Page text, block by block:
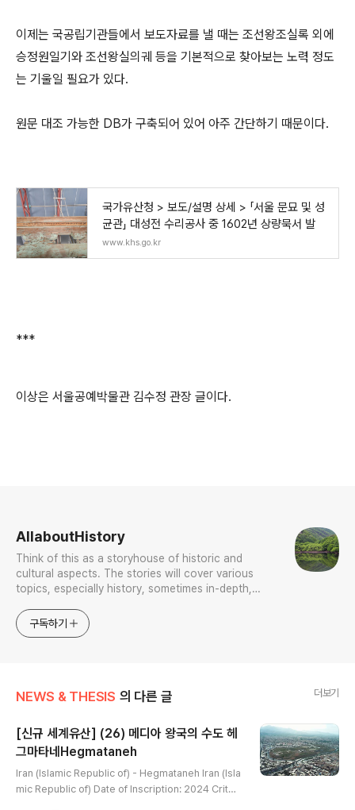
이제는 국공립기관들에서 보도자료를 낼 때는 조선왕조실록 외에
승정원일기와 조선왕실의궤 등을 기본적으로 찾아보는 노력 정도
는 기울일 필요가 있다.
원문 대조 가능한 DB가 구축되어 있어 아주 간단하기 때문이다.
국가유산청 > 보도/설명 상세 > 「서울 문묘 및 성
균관」 대성전 수리공사 중 1602년 상량묵서 발
www.khs.go.kr
***
이상은 서울공예박물관 김수정 관장 글이다.
AllaboutHistory
Think of this as a storyhouse of historic and
cultural aspects. The stories will cover various
topics, especially history, sometimes in-depth,
approach will be to resist any common sense or
generalized viewpoint
구독하기
NEWS & THESIS 의 다른 글 더보기
[신규 세계유산] (26) 메디아 왕국의 수도 헤
그마타네Hegmataneh
Iran (Islamic Republic of) - Hegmataneh Iran (Isla
mic Republic of) Date of Inscription: 2024 Criteri